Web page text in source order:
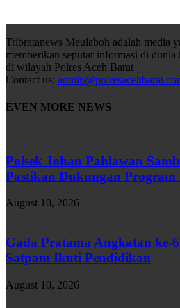
Tribratanews Meulaboh adalah media
memberikan seputar informasi di
di wilayah Polres Aceh Barat
Contact us:
EVEN MORE NEWS
Polsek Johan Pahlawan
Pastikan Dukungan Program
August 10, 2026
Gada Pratama Angkatan ke-
Satpam Ikuti Pendidikan
August 10, 2026